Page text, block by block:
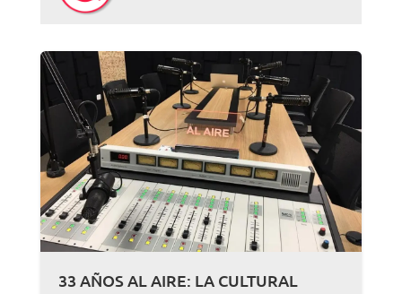
33 AÑOS AL AIRE: LA CULTURAL